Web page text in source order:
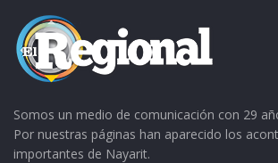
ver la actitud de los peloteros,
arriban con la ilusión de agradar a
seguidores.
Los locales, de la mano de
saben la importancia de debutar
Somos un medio de comunicación con 29
Por nuestras páginas han aparecido los
importantes de Nayarit.